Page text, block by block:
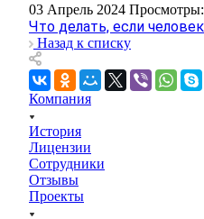
03 Апрель 2024
Что делать, если
Назад к списку
Компания
История
Лицензии
Сотрудники
Отзывы
Проекты